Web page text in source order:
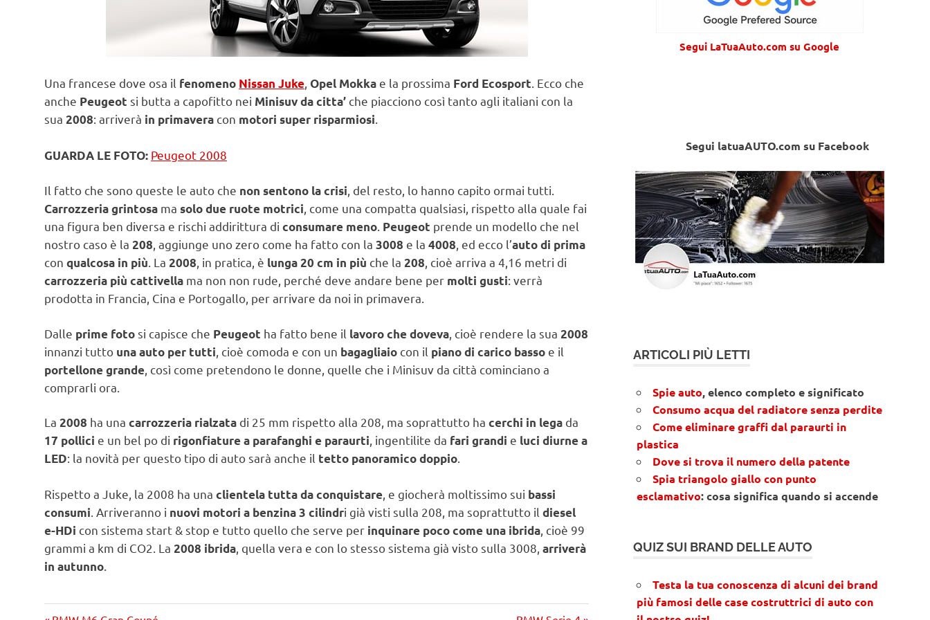
Una francese dove osa il fenomeno Nissan Juke, Opel Mokka e la prossima Ford Ecosport. Ecco che
anche Peugeot si butta a capofitto nei Minisuv da citta’ che piacciono così tanto agli italiani con la
sua 2008: arriverà in primavera con motori super risparmiosi.
GUARDA LE FOTO: Peugeot 2008
Il fatto che sono queste le auto che non sentono la crisi, del resto, lo hanno capito ormai tutti.
Carrozzeria grintosa ma solo due ruote motrici, come una compatta qualsiasi, rispetto alla quale fai
una figura ben diversa e rischi addirittura di consumare meno. Peugeot prende un modello che nel
nostro caso è la 208, aggiunge uno zero come ha fatto con la 3008 e la 4008, ed ecco l’auto di prima
con qualcosa in più. La 2008, in pratica, è lunga 20 cm in più che la 208, cioè arriva a 4,16 metri di
carrozzeria più cattivella ma non non rude, perché deve andare bene per molti gusti: verrà
prodotta in Francia, Cina e Portogallo, per arrivare da noi in primavera.
Dalle prime foto si capisce che Peugeot ha fatto bene il lavoro che doveva , cioè rendere la sua 2008
innanzi tutto una auto per tutti , cioè comoda e con un bagagliaio con il piano di carico basso e il
portellone grande , così come pretendono le donne, quelle che i Minisuv da città cominciano a
comprarli ora.
La 2008 ha una carrozzeria rialzata di 25 mm rispetto alla 208, ma soprattutto ha cerchi in lega da
17 pollici e un bel po di rigonfiature a parafanghi e paraurti, ingentilite da fari grandi e luci diurne a
LED: la novità per questo tipo di auto sarà anche il tetto panoramico doppio.
Rispetto a Juke, la 2008 ha una clientela tutta da conquistare , e giocherà moltissimo sui bassi
consumi . Arriveranno i nuovi motori a benzina 3 cilindri già visti sulla 208, ma soprattutto il diesel
e-HDi con sistema start & stop e tutto quello che serve per inquinare poco come una ibrida , cioè 99
grammi a km di CO2. La 2008 ibrida , quella vera e con lo stesso sistema già visto sulla 3008, arriverà
in autunno
Segui LaTuaAuto.com su Google
Segui latuaAUTO.com su Facebook
ARTICOLI PIÙ LETTI
Spie auto, elenco completo e significato
Consumo acqua del radiatore senza perdite
Come eliminare graffi dal paraurti in
plastica
Dove si trova il numero della patente
Spia triangolo giallo con punto
esclamativo: cosa significa quando si accende
QUIZ SUI BRAND DELLE AUTO
Testa la tua conoscenza di alcuni dei brand
più famosi delle case costruttrici di auto con